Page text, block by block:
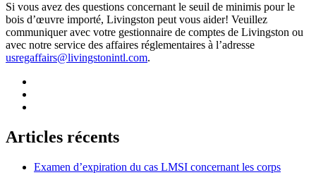
Si vous avez des questions concernant le seuil de minimis pour le
bois d’œuvre importé, Livingston peut vous aider! Veuillez
communiquer avec votre gestionnaire de comptes de Livingston ou
avec notre service des affaires réglementaires à l’adresse
usregaffairs@livingstonintl.com.
Articles récents
Examen d’expiration du cas LMSI concernant les corps